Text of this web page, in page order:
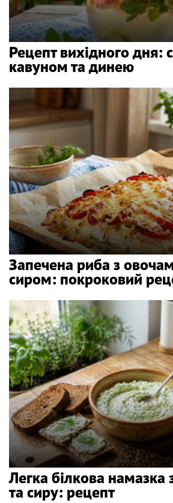
Рецепт вихідного дня:
кавуном та динею
Запечена риба з
сиром: покроковий
Легка білкова намазка
та сиру: рецепт